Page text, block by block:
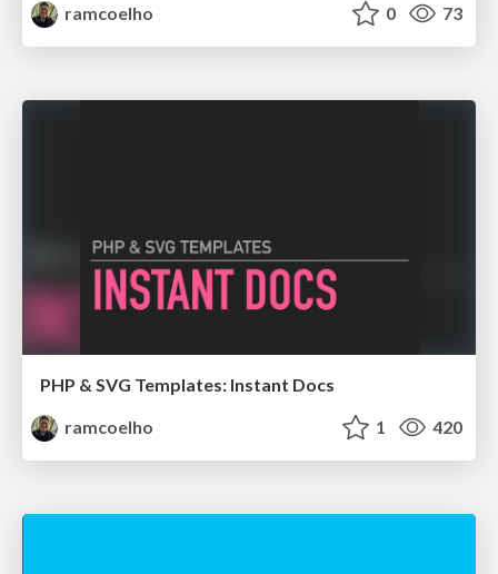
ramcoelho
0 73
PHP & SVG Templates: Instant Docs
ramcoelho
1 420